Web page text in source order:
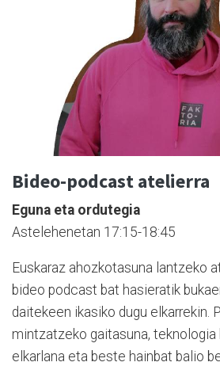
Bideo-podcast atelierra
Eguna eta ordutegia
Astelehenetan 17:15-18:45
Euskaraz ahozkotasuna lantzeko
bideo podcast bat hasieratik
daitekeen ikasiko dugu elkarrekin.
mintzatzeko gaitasuna, teknologia
elkarlana eta beste hainbat balio